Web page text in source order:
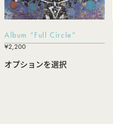
Album “Full Circle”
¥2,200
オプションを選択